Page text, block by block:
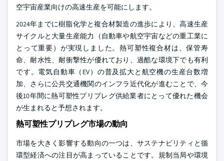
空宇宙産業向けの高速生産を可能にします。
2024年までに樹脂化学と複合材製造の進歩により、高速生産
サイクルと大量生産能力（自動車や航空宇宙などの重工業に
とって重要）が実現しました。熱可塑性複合材は、保管寿
命、耐水性、耐衝撃性が優れており、過酷な環境下でも有利
です。電気自動車（EV）の普及拡大と航空機の生産台数増
加、さらに公共交通機関のインフラ近代化が進むことで、今
後10年間に熱可塑性プリプレグ供給業者にとって優れた機会
が生まれると予想されます。
熱可塑性プリプレグ市場の動向
市場を大きく影響する動向の一つは、サステナビリティと循
環型経済への注目が高まっていることです。規制当局や環境